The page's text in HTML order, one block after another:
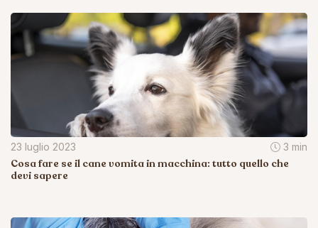
23 luglio 2023 3 min
Cosa fare se il cane vomita in macchina: tutto quello che
devi sapere